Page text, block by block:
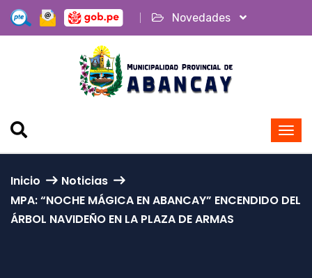
Novedades
Inicio
Noticias
MPA: “NOCHE MÁGICA EN ABANCAY” ENCENDIDO DEL
ÁRBOL NAVIDEÑO EN LA PLAZA DE ARMAS